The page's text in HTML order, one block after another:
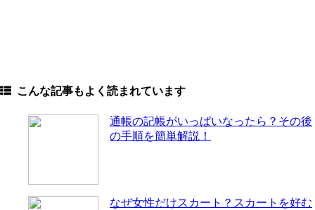
こんな記事もよく読まれています
通帳の記帳がいっぱいなったら？その後
の手順を簡単解説！
なぜ女性だけスカート？スカートを好む